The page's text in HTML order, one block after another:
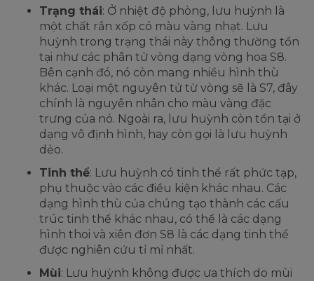
Trạng thái: Ở nhiệt độ phòng, lưu huỳnh là
một chất rắn xốp có màu vàng nhạt. Lưu
huỳnh trong trạng thái này thông thường tồn
tại như các phân tử vòng dạng vòng hoa S8.
Bên cạnh đó, nó còn mang nhiều hình thù
khác. Loại một nguyên tử từ vòng sẽ là S7, đây
chính là nguyên nhân cho màu vàng đặc
trưng của nó. Ngoài ra, lưu huỳnh còn tồn tại ở
dạng vô định hình, hay còn gọi là lưu huỳnh
dẻo.
Tinh thể: Lưu huỳnh có tinh thể rất phức tạp,
phụ thuộc vào các điều kiện khác nhau. Các
dạng hình thù của chúng tạo thành các cấu
trúc tinh thể khác nhau, có thể là các dạng
hình thoi và xiên đơn S8 là các dạng tinh thể
được nghiên cứu tỉ mỉ nhất.
Mùi: Lưu huỳnh không được ưa thích do mùi